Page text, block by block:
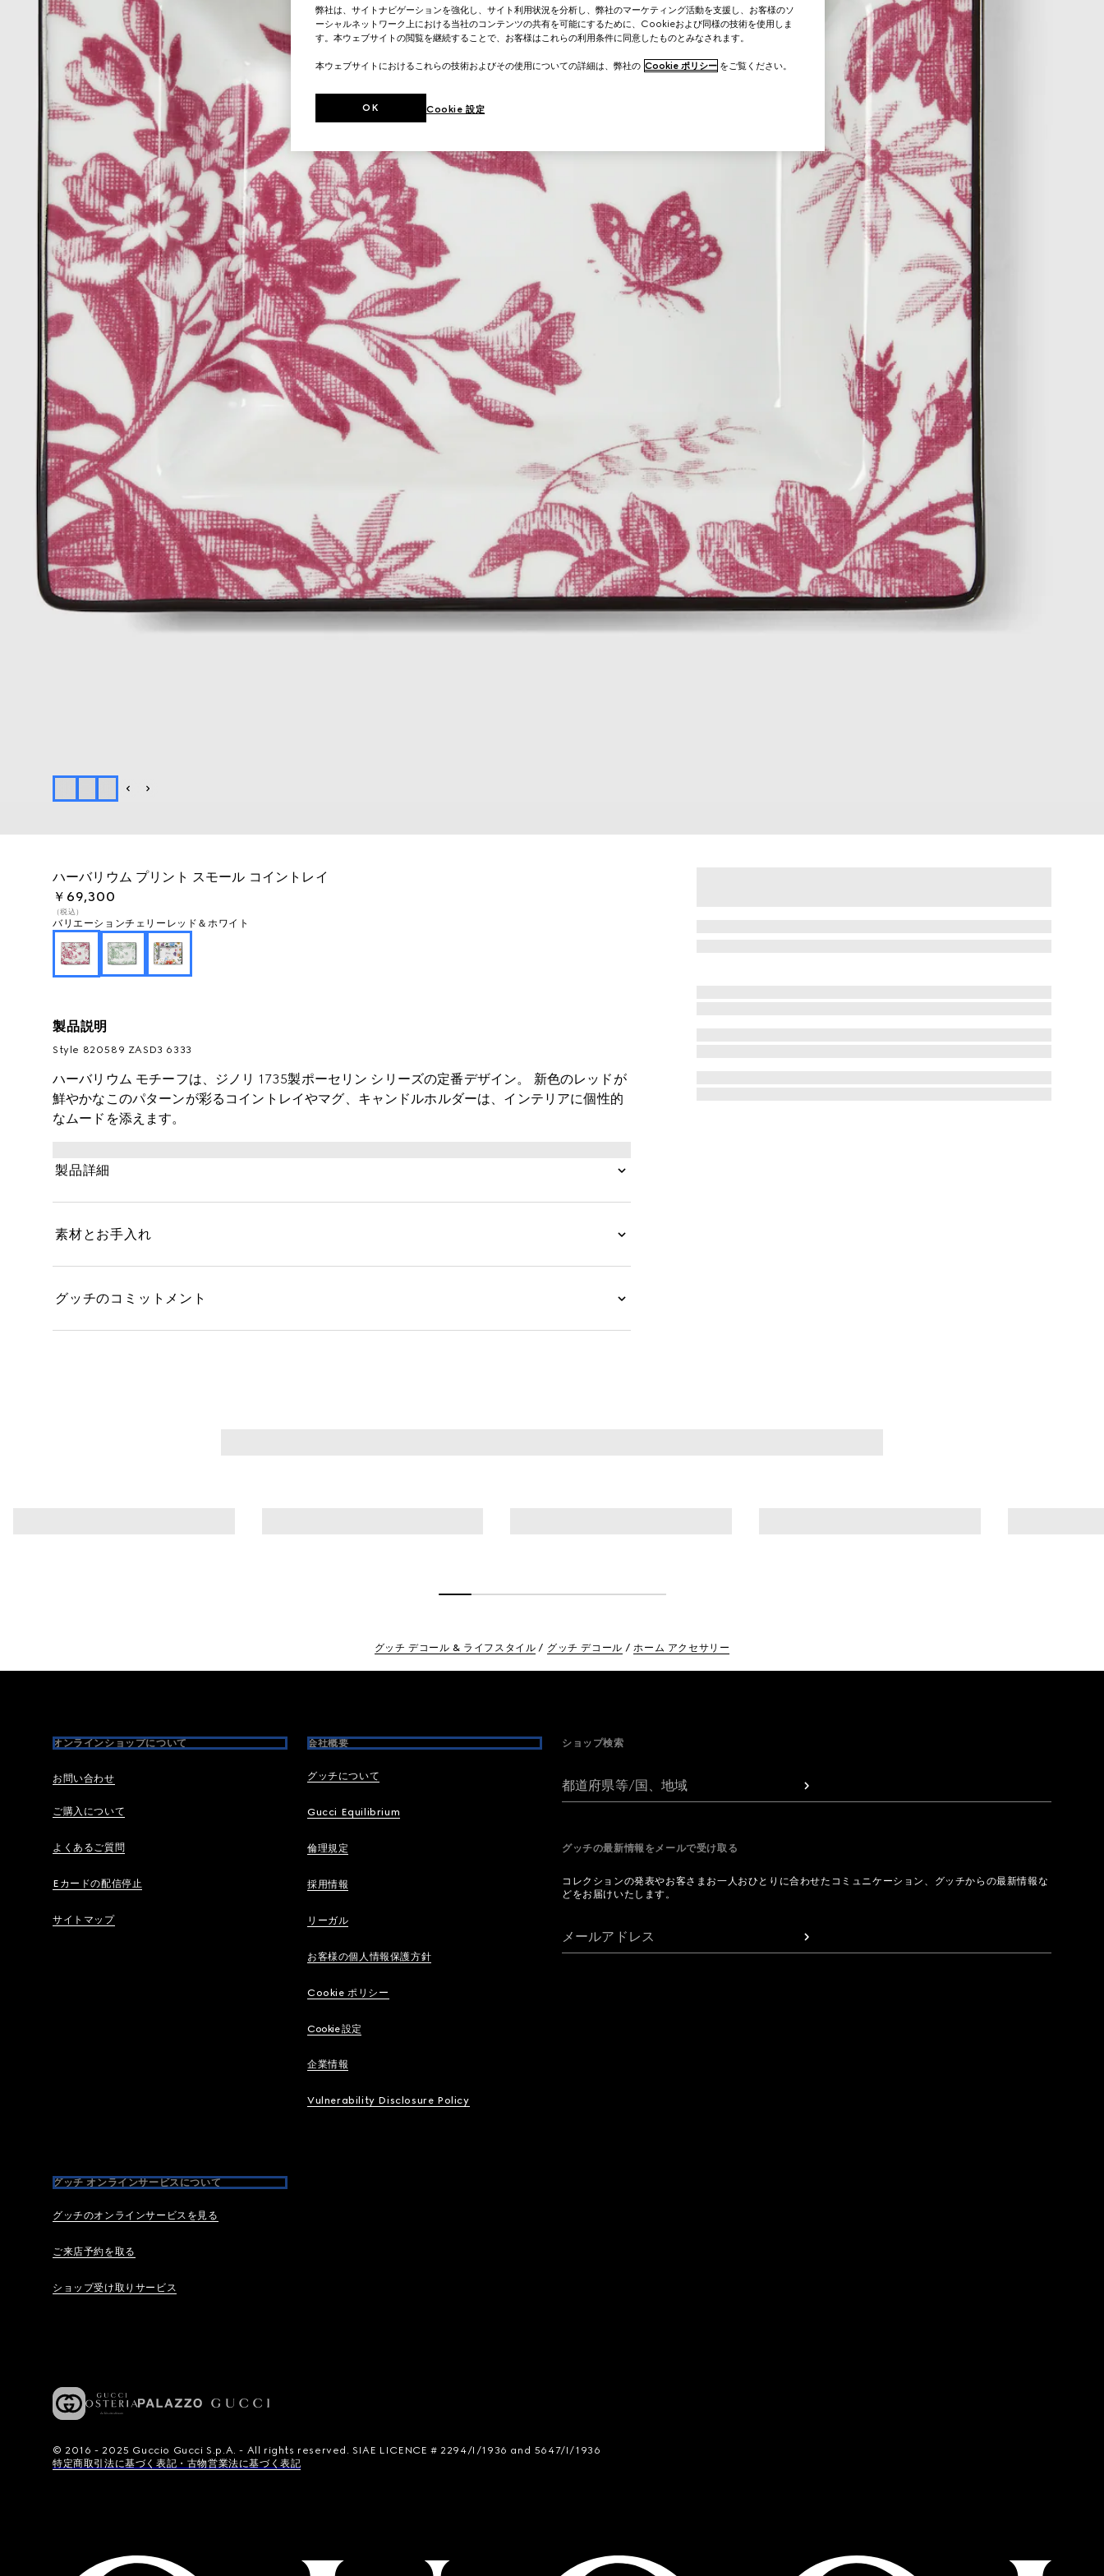
ハーバリウム プリント スモール コイントレイ
￥69,300
（税込）
バリエーションチェリーレッド＆ホワイト
製品説明
Style ‎820589 ZASD3 6333
ハーバリウム モチーフは、ジノリ 1735製ポーセリン シリーズの定番デザイン。 新色のレッドが
鮮やかなこのパターンが彩るコイントレイやマグ、キャンドルホルダーは、インテリアに個性的
なムードを添えます。
製品詳細
素材とお手入れ
グッチのコミットメント
グッチ デコール & ライフスタイル グッチ デコール ホーム アクセサリー
オンラインショップについて
お問い合わせ
ご購入について
よくあるご質問
Eカードの配信停止
サイトマップ
会社概要
グッチについて
Gucci Equilibrium
倫理規定
採用情報
リーガル
お客様の個人情報保護方針
Cookie ポリシー
Cookie 設定
企業情報
Vulnerability Disclosure Policy
グッチ オンラインサービスについて
グッチのオンラインサービスを見る
ご来店予約を取る
ショップ受け取りサービス
ショップ検索
都道府県等/国、地域
グッチの最新情報をメールで受け取る
コレクションの発表やお客さまお一人おひとりに合わせたコミュニケーション、グッチからの最新情報な
どをお届けいたします。
メールアドレス
© 2016 - 2025 Guccio Gucci S.p.A. - All rights reserved. SIAE LICENCE # 2294/I/1936 and 5647/I/1936
特定商取引法に基づく表記・古物営業法に基づく表記
弊社は、サイトナビゲーションを強化し、サイト利用状況を分析し、弊社のマーケティング活動を支援し、お客様のソ
ーシャルネットワーク上における当社のコンテンツの共有を可能にするために、Cookieおよび同様の技術を使用しま
す。本ウェブサイトの閲覧を継続することで、お客様はこれらの利用条件に同意したものとみなされます。
本ウェブサイトにおけるこれらの技術およびその使用についての詳細は、弊社の Cookie ポリシー をご覧ください。
Cookie 設定
OK